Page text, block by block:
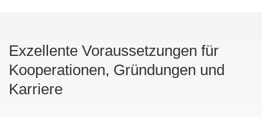
Exzellente Voraussetzungen für
Kooperationen, Gründungen und
Karriere